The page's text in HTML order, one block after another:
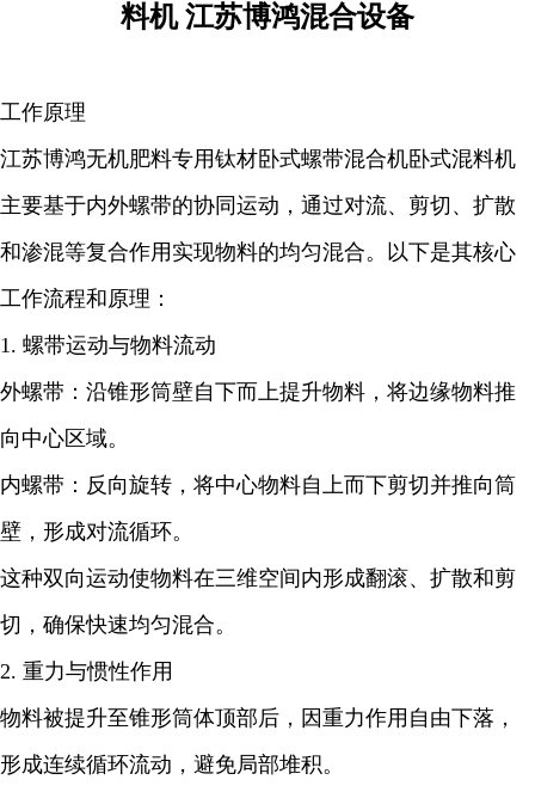
料机 江苏博鸿混合设备
工作原理
江苏博鸿无机肥料专用钛材卧式螺带混合机卧式混料机
主要基于内外螺带的协同运动，通过对流、剪切、扩散
和渗混等复合作用实现物料的均匀混合。以下是其核心
工作流程和原理：
1. 螺带运动与物料流动
外螺带：沿锥形筒壁自下而上提升物料，将边缘物料推
向中心区域。
内螺带：反向旋转，将中心物料自上而下剪切并推向筒
壁，形成对流循环。
这种双向运动使物料在三维空间内形成翻滚、扩散和剪
切，确保快速均匀混合。
2. 重力与惯性作用
物料被提升至锥形筒体顶部后，因重力作用自由下落，
形成连续循环流动，避免局部堆积。